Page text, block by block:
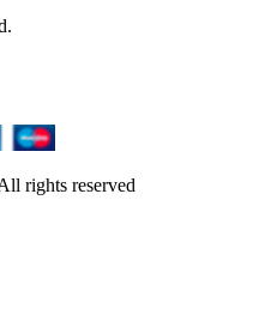
rights reserved